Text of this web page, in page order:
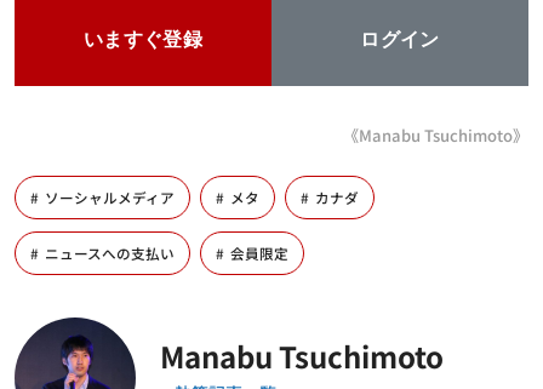
いますぐ登録 ログイン
《Manabu Tsuchimoto》
ソーシャルメディア メタ カナダ
ニュースへの支払い 会員限定
Manabu Tsuchimoto